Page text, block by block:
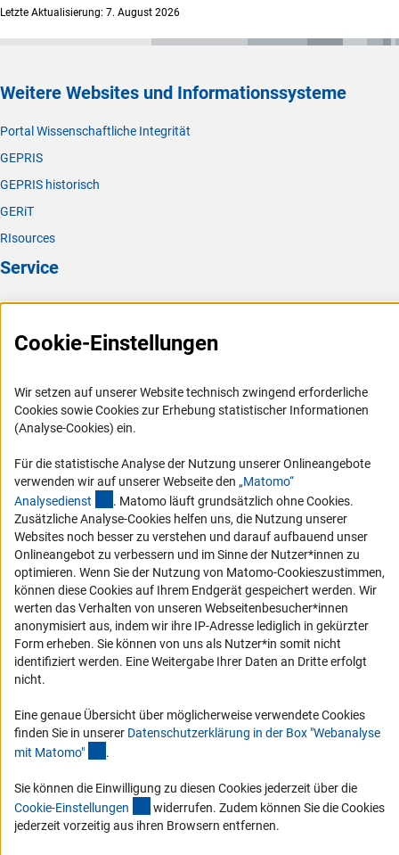
Letzte Aktualisierung: 7. August 2026
Weitere Websites und Informationssysteme
Portal Wissenschaftliche Integrität
GEPRIS
GEPRIS historisch
GERiT
RIsources
Service
Presse
FAQ
Logo und Corporate Design
RSS-Feeds
Compliance
Vergabeverfahren
Barrierefreiheit
Service und Informationen für Menschen mit Behinderungen
Erklärung zur Barrierefreiheit
Barriere melden
DFG-aktuell
Erhalten Sie Neuigkeiten aus der DFG direkt in Ihr Mailpostfach oder
schauen Sie sich die Ausgaben online an.
Zum Newsletter
Impressum Datenschutz Cookie-Einstellungen
Cookie-Einstellungen
Wir setzen auf unserer Website technisch zwingend erforderliche
Cookies sowie Cookies zur Erhebung statistischer Informationen
(Analyse-Cookies) ein.
Für die statistische Analyse der Nutzung unserer Onlineangebote
verwenden wir auf unserer Webseite den „Matomo“
Analysedienst (externer Link)
. Matomo läuft grundsätzlich ohne Cookies.
Zusätzliche Analyse-Cookies helfen uns, die Nutzung unserer
Websites noch besser zu verstehen und darauf aufbauend unser
Onlineangebot zu verbessern und im Sinne der Nutzer*innen zu
optimieren. Wenn Sie der Nutzung von Matomo-Cookieszustimmen,
können diese Cookies auf Ihrem Endgerät gespeichert werden. Wir
werten das Verhalten von unseren Webseitenbesucher*innen
anonymisiert aus, indem wir ihre IP-Adresse lediglich in gekürzter
Form erheben. Sie können von uns als Nutzer*in somit nicht
identifiziert werden. Eine Weitergabe Ihrer Daten an Dritte erfolgt
nicht.
Eine genaue Übersicht über möglicherweise verwendete Cookies
finden Sie in unserer Datenschutzerklärung in der Box "Webanalyse
mit Matomo" .
Sie können die Einwilligung zu diesen Cookies jederzeit über die
Cookie-Einstellungen (interner Link)
widerrufen. Zudem können Sie die Cookies
jederzeit vorzeitig aus ihren Browsern entfernen.